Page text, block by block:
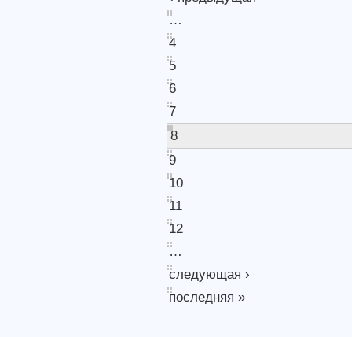
…
4
5
6
7
8
9
10
11
12
…
следующая ›
последняя »